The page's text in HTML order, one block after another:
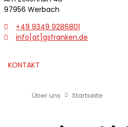
97956 Werbach
+49 9349 9286801
info[at]gsfranken.de
KONTAKT
zurück
Über uns Startseite